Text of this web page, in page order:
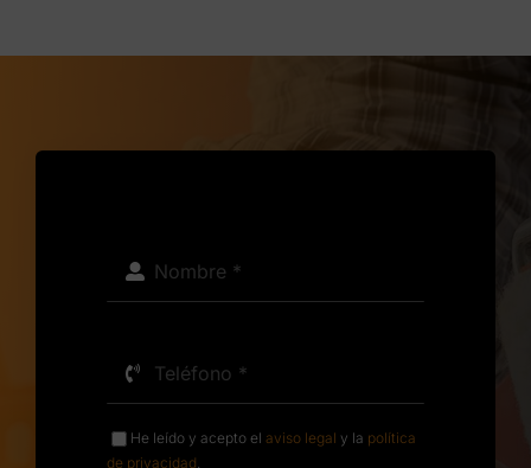
He leído y acepto el aviso legal y la política
de privacidad